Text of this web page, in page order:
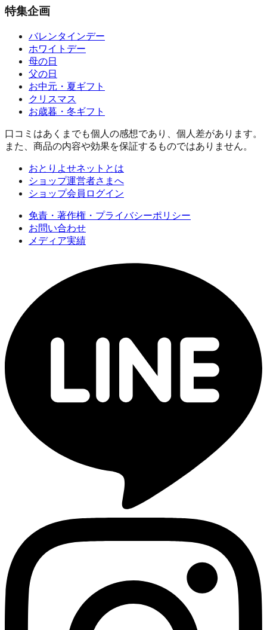
特集企画
バレンタインデー
ホワイトデー
母の日
父の日
お中元・夏ギフト
クリスマス
お歳暮・冬ギフト
口コミはあくまでも個人の感想であり、個人差があります。
また、商品の内容や効果を保証するものではありません。
おとりよせネットとは
ショップ運営者さまへ
ショップ会員ログイン
免責・著作権・プライバシーポリシー
お問い合わせ
メディア実績